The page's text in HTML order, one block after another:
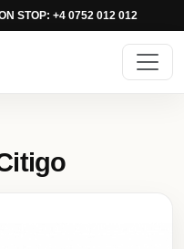
STOP: +4 0752 012 012